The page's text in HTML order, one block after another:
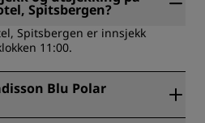
Spitsbergen?
Spitsbergen er innsjekk
11:00.
Blu Polar